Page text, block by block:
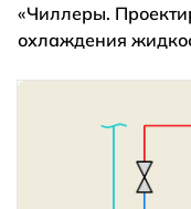
«Чиллеры.
охлаждения